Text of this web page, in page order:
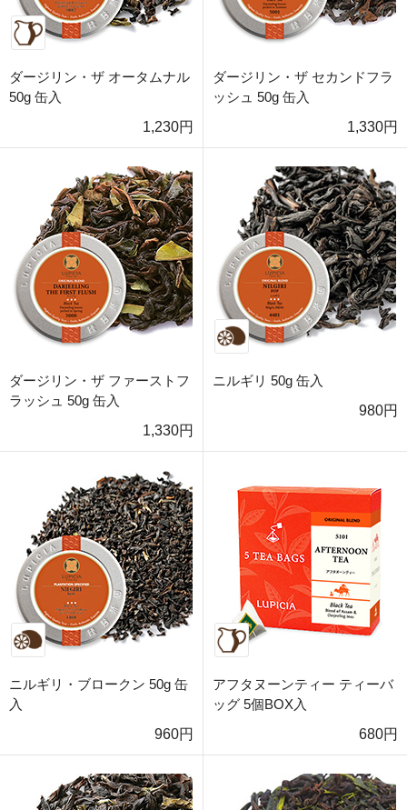
ダージリン・ザ オータムナル
50g 缶入
1,230円
ダージリン・ザ セカンドフラ
ッシュ 50g 缶入
1,330円
ダージリン・ザ ファーストフ
ラッシュ 50g 缶入
1,330円
ニルギリ 50g 缶入
980円
ニルギリ・ブロークン 50g 缶
入
960円
アフタヌーンティー ティーバ
ッグ 5個BOX入
680円